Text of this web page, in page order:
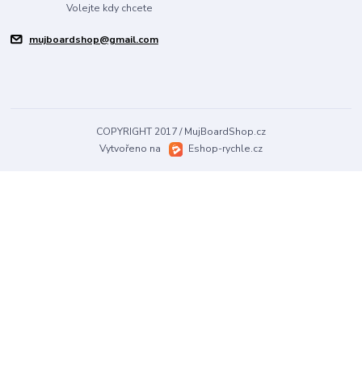
Volejte kdy chcete
mujboardshop@gmail.com
COPYRIGHT 2017 / MujBoardShop.cz
Vytvořeno na
Eshop-rychle.cz